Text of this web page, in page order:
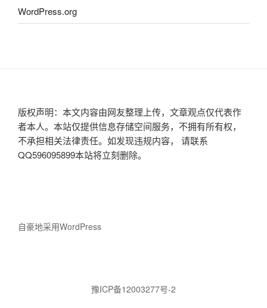
WordPress.org
版权声明：本文内容由网友整理上传，文章观点仅代表作
者本人。本站仅提供信息存储空间服务，不拥有所有权，
不承担相关法律责任。如发现违规内容， 请联系
QQ596095899本站将立刻删除。
自豪地采用WordPress
豫ICP备12003277号-2